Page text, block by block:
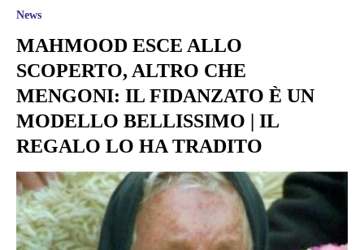
News
MAHMOOD ESCE ALLO
SCOPERTO, ALTRO CHE
MENGONI: IL FIDANZATO È UN
MODELLO BELLISSIMO | IL
REGALO LO HA TRADITO